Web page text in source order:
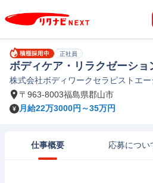
正社員
ボディケア・リラクゼーショ
株式会社ボディワークセラピストエ
〒963-8003福島県郡山市
月給22万3000円～35万円
仕事概要 応募につい